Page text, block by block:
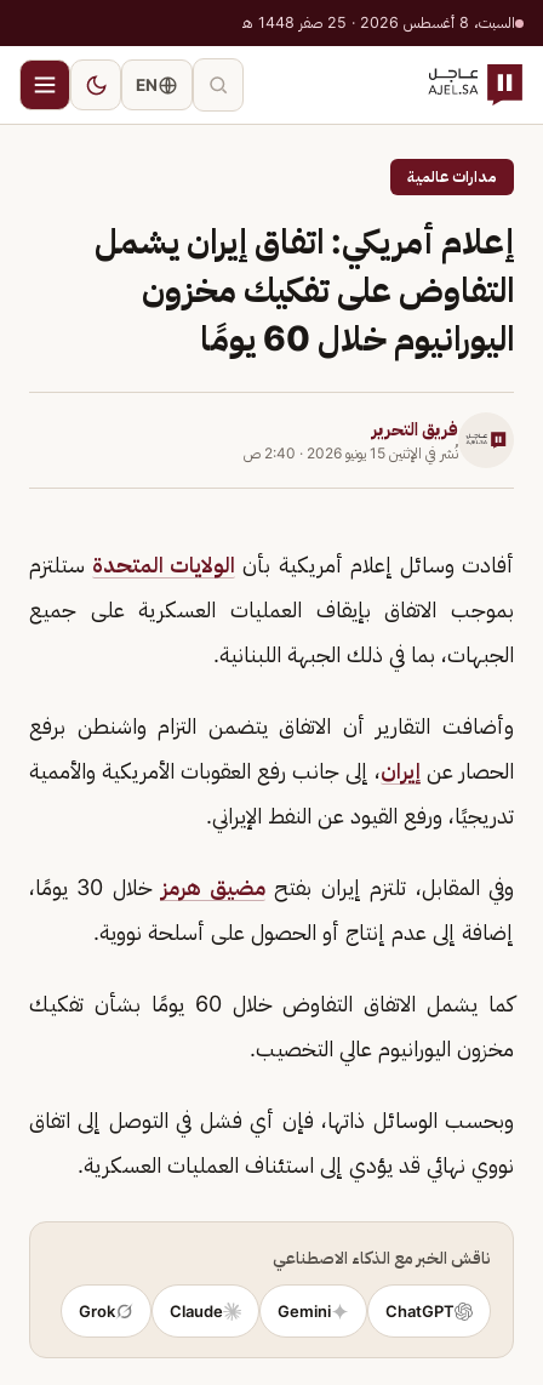
السبت، 8 أغسطس 2026 · 25 صفر 1448 هـ
EN
مدارات عالمية
إعلام أمريكي: اتفاق إيران يشمل
التفاوض على تفكيك مخزون
اليورانيوم خلال 60 يومًا
فريق التحرير
نُشر في الإثنين 15 يونيو 2026 · 2:40 ص
أفادت وسائل إعلام أمريكية بأن الولايات المتحدة ستلتزم
بموجب الاتفاق بإيقاف العمليات العسكرية على جميع
الجبهات، بما في ذلك الجبهة اللبنانية.
وأضافت التقارير أن الاتفاق يتضمن التزام واشنطن برفع
الحصار عن إيران، إلى جانب رفع العقوبات الأمريكية والأممية
تدريجيًا، ورفع القيود عن النفط الإيراني.
وفي المقابل، تلتزم إيران بفتحمضيق هرمز
خلال 30 يومًا،
إضافة إلى عدم إنتاج أو الحصول على أسلحة نووية.
كما يشمل الاتفاق التفاوض خلال 60 يومًا بشأن تفكيك
مخزون اليورانيوم عالي التخصيب.
وبحسب الوسائل ذاتها، فإن أي فشل في التوصل إلى اتفاق
نووي نهائي قد يؤدي إلى استئناف العمليات العسكرية.
ناقش الخبر مع الذكاء الاصطناعي
ChatGPT
Gemini
Claude
Grok